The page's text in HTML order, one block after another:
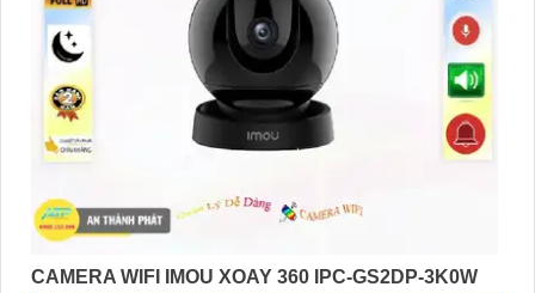
CAMERA WIFI IMOU XOAY 360 IPC-GS2DP-3K0W